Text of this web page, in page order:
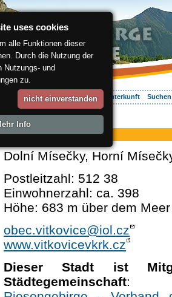
Entspannung Ihr Urlaub Unterkunft
ergis.cz> Vítkovice
Vítkovice
Dolní Mísečky, Horní
Postleitzahl: 512 38
Einwohnerzahl: ca. 398
Höhe: 683 m über dem Meer
obec.vitkovice@iol.cz
www.vitkovicevkrk.cz
Dieser Stadt ist
Städtegemeinschaft:
uses cookies
alle Funktionen dieser
Durch die Nutzung der
Nutzungs- und
zu.
nicht einverstanden
Info